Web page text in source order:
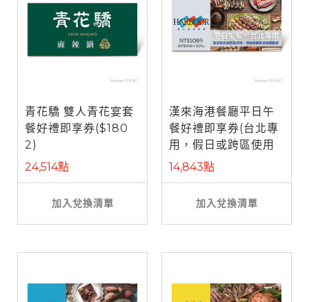
青花驕 雙人青花宴套
餐好禮即享券($180
2)
24,514點
加入兌換清單
漢來海港餐廳平日午
餐好禮即享券(台北專
用，假日或跨區使用
需補差額)
14,843點
加入兌換清單